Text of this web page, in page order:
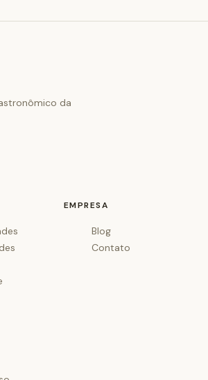
da
EMPRESA
Blog
Contato